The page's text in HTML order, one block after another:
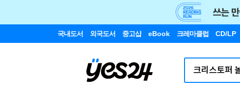
국내도서 외국도서 중고샵 eBook 크레마클럽 CD/LP